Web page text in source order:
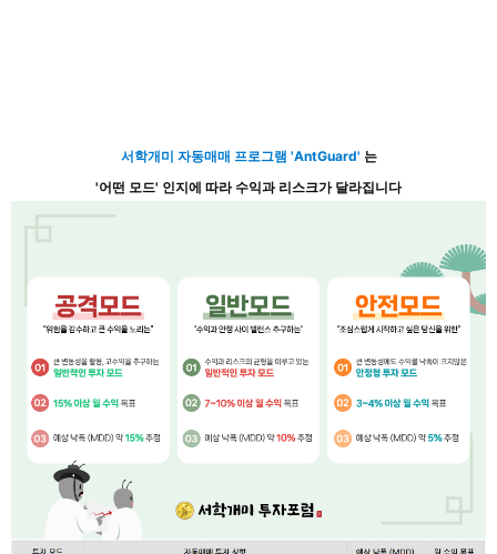
서학개미 자동매매 프로그램 'AntGuard' 는
'어떤 모드' 인지에 따라 수익과 리스크가 달라집니다